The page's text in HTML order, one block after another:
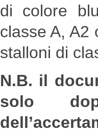
di colore
classe A, A2
stalloni di
N.B. il
solo